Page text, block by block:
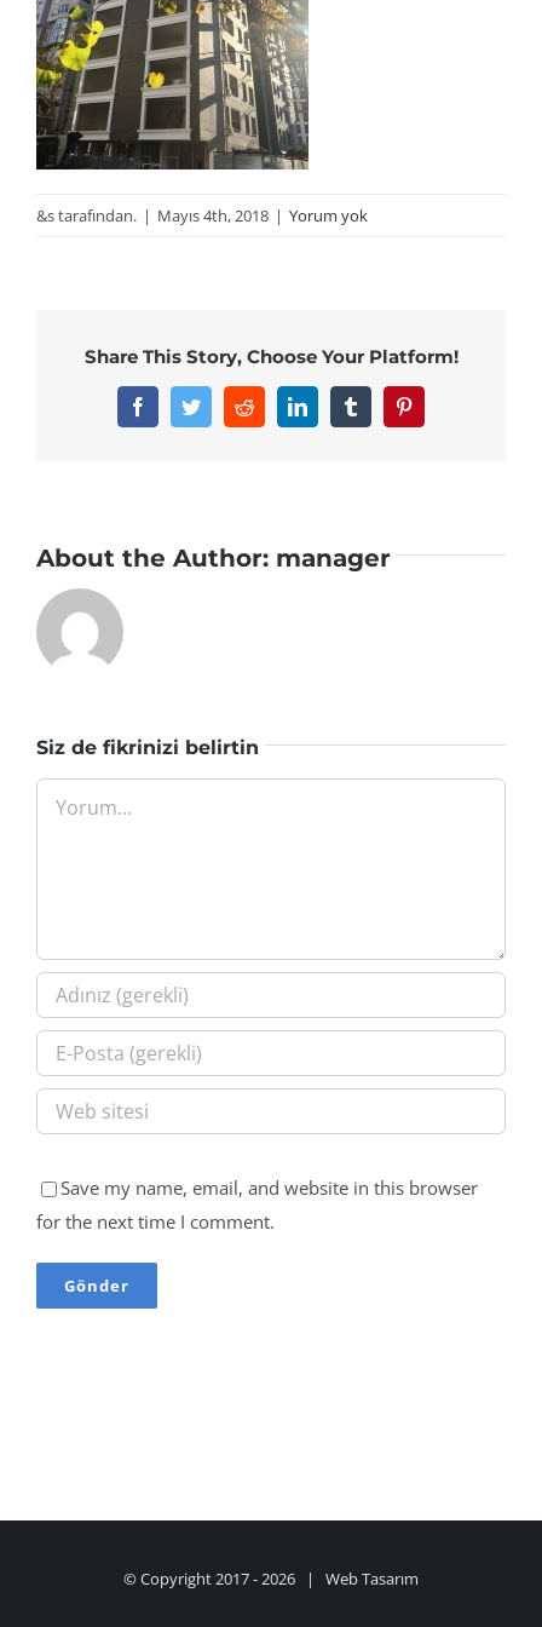
&s tarafından. | Mayıs 4th, 2018 | Yorum yok
Share This Story, Choose Your Platform!
FacebookTwitterRedditLinkedInTumblrPinterest
About the Author: manager
Siz de fikrinizi belirtin
Save my name, email, and website in this browser
for the next time I comment.
© Copyright 2017 -2026 | Web Tasarım